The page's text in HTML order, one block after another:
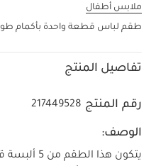
ملابس أطفال
طقم لباس قطعة واحدة بأكمام طويلة
تفاصيل المنتج
رقم المنتج 217449528
الوصف:
يتكون هذا